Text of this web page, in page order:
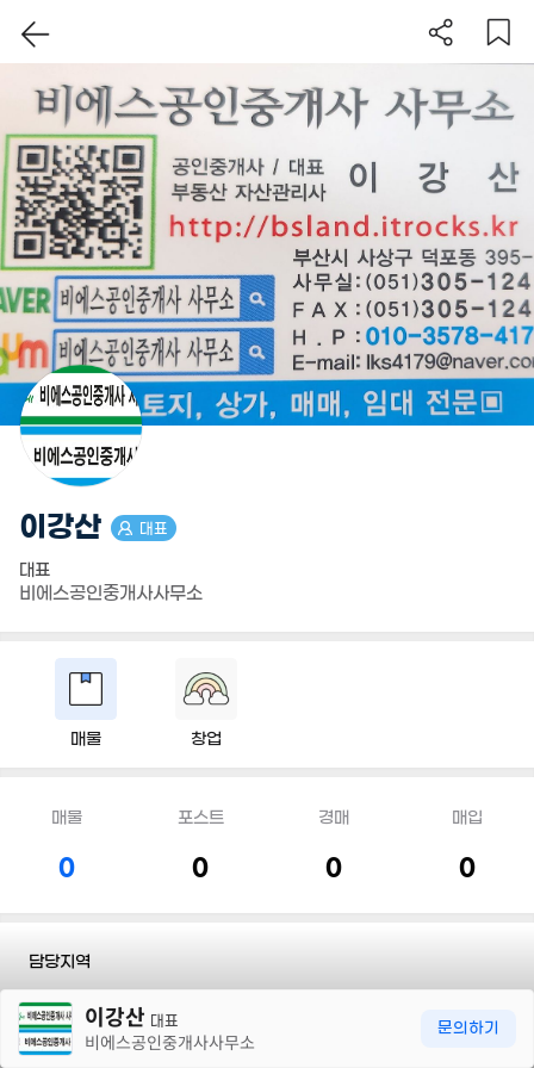
이강산 대표
대표
비에스공인중개사사무소
매물 창업
매물
0
포스트
0
경매
0
매입
0
담당지역
전문유형이강산 대표
비에스공인중개사사무소
문의하기
이 지역 보기